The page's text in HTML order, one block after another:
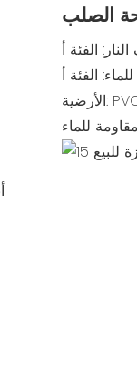
الصلب
الفئة أ
الفئة أ
للماء